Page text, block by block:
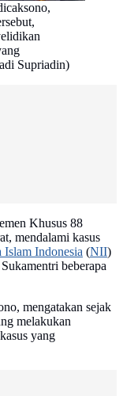
Supriadin)
Khusus 88
mendalami kasus
Islam Indonesia (NII)
beberapa
mengatakan sejak
melakukan
yang